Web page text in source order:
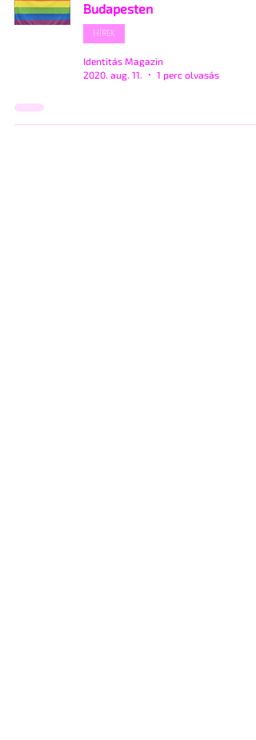
Budapesten
HÍREK
Identitás Magazin
2020. aug. 11.
1 perc olvasás